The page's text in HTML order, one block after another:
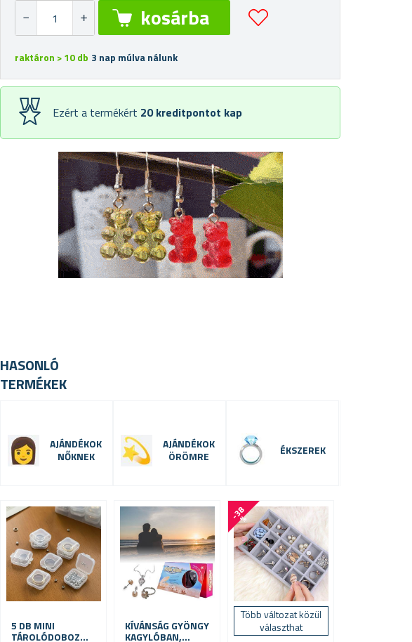
raktáron > 10 db 3 nap múlva nálunk
Ezért a termékért 20 kreditpontot kap
HASONLÓ
TERMÉKEK
AJÁNDÉKOK
NŐKNEK
AJÁNDÉKOK
ÖRÖMRE
ÉKSZEREK
5 DB MINI
TÁROLÓDOBOZ
KÍVÁNSÁG GYÖNGY
KAGYLÓBAN,
-
3
8
%
Több változat közül
választhat